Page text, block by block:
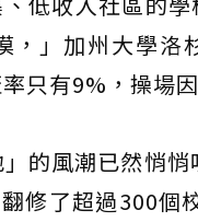
，」加州大學
只有9%，操場
的風潮已然悄
修了超過300個